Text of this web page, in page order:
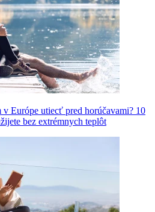
Európe utiecť pred horúčavami? 10
bez extrémnych teplôt